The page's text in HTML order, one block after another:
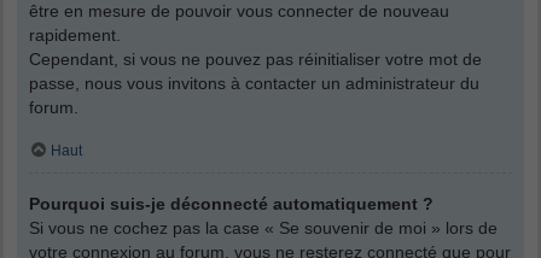
être en mesure de pouvoir vous connecter de nouveau
rapidement.
Cependant, si vous ne pouvez pas réinitialiser votre mot de
passe, nous vous invitons à contacter un administrateur du
forum.
Haut
Pourquoi suis-je déconnecté automatiquement ?
Si vous ne cochez pas la case « Se souvenir de moi » lors de
votre connexion au forum, vous ne resterez connecté que pour